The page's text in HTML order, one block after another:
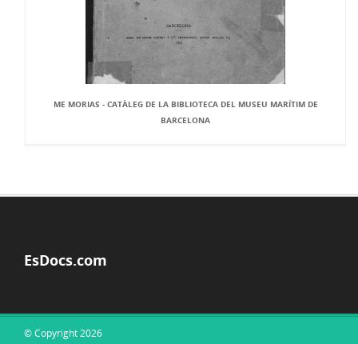
ME MORIAS - CATÀLEG DE LA BIBLIOTECA DEL MUSEU MARÍTIM DE
BARCELONA
EsDocs.com
© Copyright 2026